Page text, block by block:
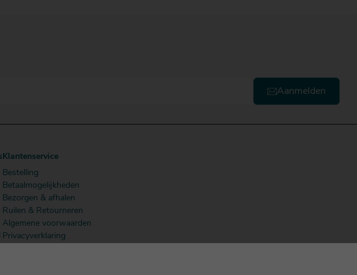
Aanmelden
Klantenservice
Bestelling
Betaalmogelijkheden
Bezorgen & afhalen
Ruilen & Retourneren
Algemene voorwaarden
Privacyverklaring